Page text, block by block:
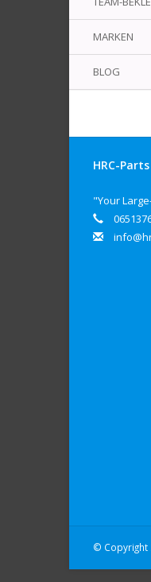
MARKEN
BLOG
HRC-Parts
"Your
© Copyright